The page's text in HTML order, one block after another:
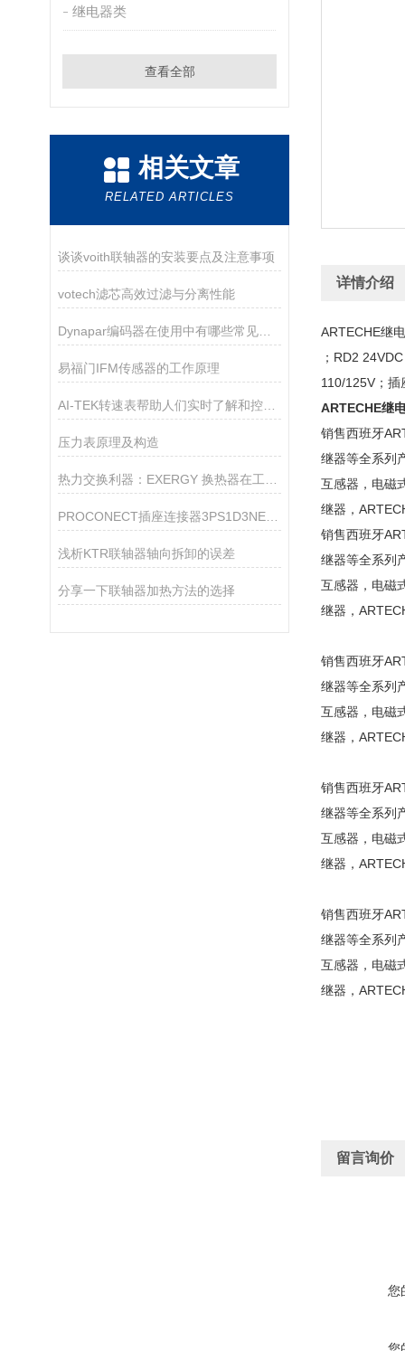
继电器类
查看全部
相关文章
RELATED ARTICLES
谈谈voith联轴器的安装要点及注意事项
votech滤芯高效过滤与分离性能
Dynapar编码器在使用中有哪些常见的故障？
易福门IFM传感器的工作原理
AI-TEK转速表帮助人们实时了解和控制旋转设备的运行情况
压力表原理及构造
PROCONECT插座连接器3PS1D3NE01选购指南
浅析KTR联轴器轴向拆卸的误差
分享一下联轴器加热方法的选择
详情介绍
ARTECHE继
；RD2
110/125V；
ARTECHE继
销售西班牙
继器等全系列
互感器，电磁
继器，
销售西班牙
继器等全系列
互感器，电磁
继器，
销售西班牙
继器等全系列
互感器，电磁
继器，
销售西班牙
继器等全系列
互感器，电磁
继器，
销售西班牙
继器等全系列
互感器，电磁
继器，
留言询价
您